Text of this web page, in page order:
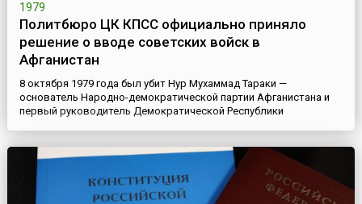
1979
Политбюро ЦК КПСС официально приняло
решение о вводе советских войск в
Афганистан
8 октября 1979 года был убит Нур Мухаммад Тараки —
основатель Народно-демократической партии Афганистана и
первый руководитель Демократической Республики
собственным мнением в вопросах дальнейшего строительства
афганского общества. Эти события были расценены в Кремле
как контрреволюционный п...